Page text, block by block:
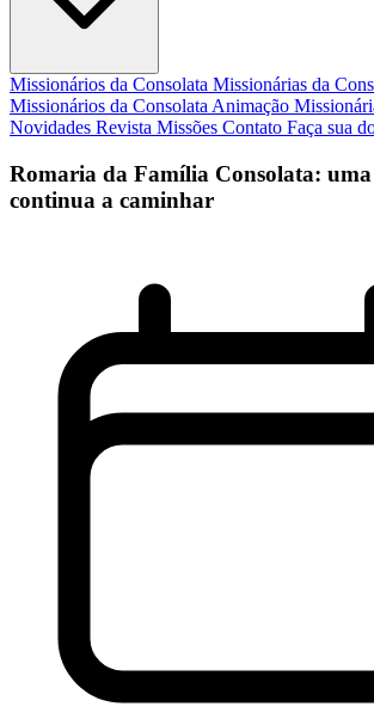
Missionários da Consolata Missionárias da
Missionários da Consolata Animação
Novidades Revista Missões Contato Faça sua
Romaria da Família Consolata:
continua a caminhar